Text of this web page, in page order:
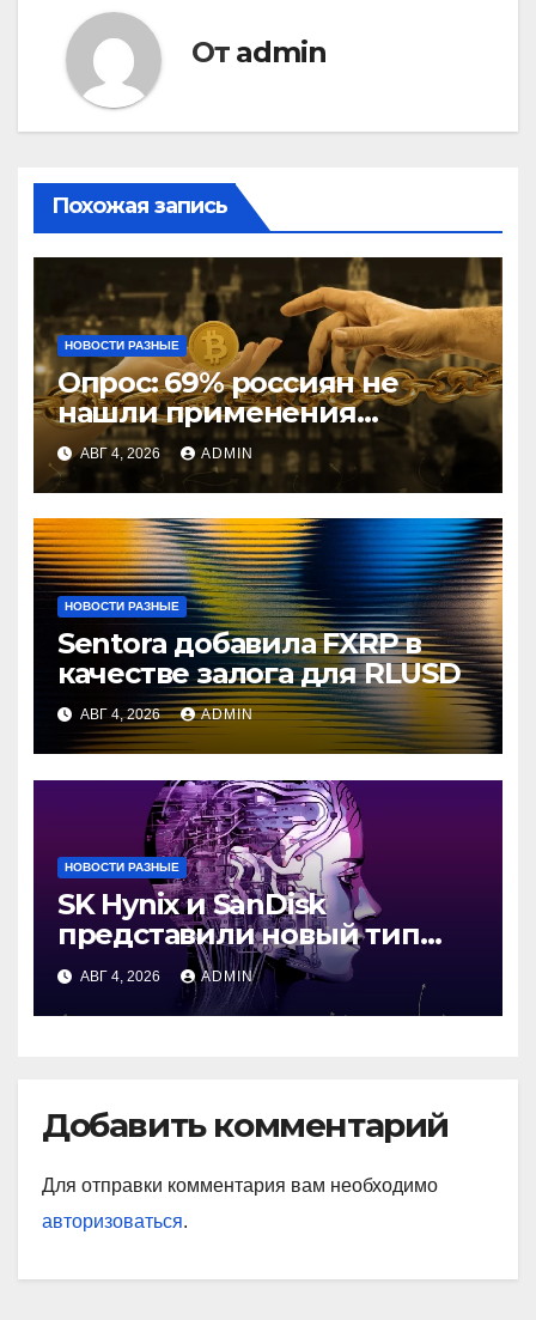
От admin
Похожая запись
НОВОСТИ РАЗНЫЕ
Опрос: 69% россиян не
нашли применения
криптовалютам
АВГ 4, 2026 ADMIN
НОВОСТИ РАЗНЫЕ
Sentora добавила FXRP в
качестве залога для RLUSD
АВГ 4, 2026 ADMIN
НОВОСТИ РАЗНЫЕ
SK Hynix и SanDisk
представили новый тип
промежуточной памяти
АВГ 4, 2026 ADMIN
Добавить комментарий
Для отправки комментария вам необходимо
авторизоваться.